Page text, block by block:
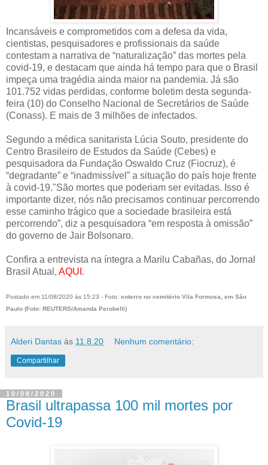
Incansáveis e comprometidos com a defesa da vida,
cientistas, pesquisadores e profissionais da saúde
contestam a narrativa de “naturalização” das mortes pela
covid-19, e destacam que ainda há tempo para que o Brasil
impeça uma tragédia ainda maior na pandemia. Já são
101.752 vidas perdidas, conforme boletim desta segunda-
feira (10) do Conselho Nacional de Secretários de Saúde
(Conass). E mais de 3 milhões de infectados.
Segundo a médica sanitarista Lúcia Souto, presidente do
Centro Brasileiro de Estudos da Saúde (Cebes) e
pesquisadora da Fundação Oswaldo Cruz (Fiocruz), é
“degradante” e “inadmissível” a situação do país hoje frente
à covid-19."São mortes que poderiam ser evitadas. Isso é
importante dizer, nós não precisamos continuar percorrendo
esse caminho trágico que a sociedade brasileira está
percorrendo”, diz a pesquisadora “em resposta à omissão”
do governo de Jair Bolsonaro.
Confira a entrevista na íntegra a Marilu Cabañas, do Jornal
Brasil Atual, AQUI .
Postado em 11/08/2020 às 15:23 - Foto: enterro no cemitério Vila Formosa, em São
Paulo (Foto: REUTERS/Amanda Perobelli)
Alderi Dantas às 11.8.20 Nenhum comentário:
Compartilhar
10/08/2020
Brasil ultrapassa 100 mil mortes por
Covid-19